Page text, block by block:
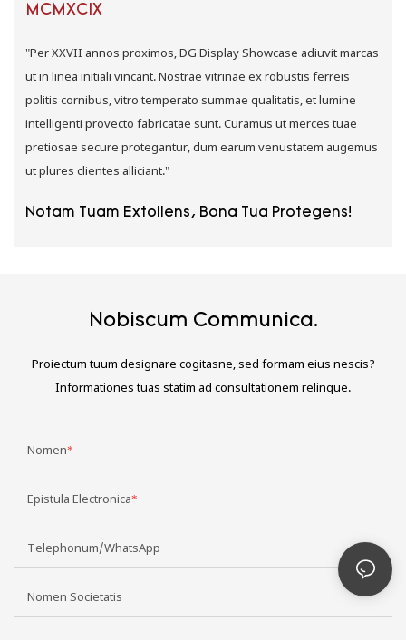
MCMXCIX
"Per XXVII annos proximos, DG Display Showcase adiuvit marcas
ut in linea initiali vincant. Nostrae vitrinae ex robustis ferreis
politis cornibus, vitro temperato summae qualitatis, et lumine
intelligenti provecto fabricatae sunt. Curamus ut merces tuae
pretiosae secure protegantur, dum earum venustatem augemus
ut plures clientes alliciant."
Notam Tuam Extollens, Bona Tua Protegens!
Nobiscum Communica.
Proiectum tuum designare cogitasne, sed formam eius nescis?
Informationes tuas statim ad consultationem relinque.
Nomen
Epistula Electronica
Telephonum/WhatsApp
Nomen Societatis